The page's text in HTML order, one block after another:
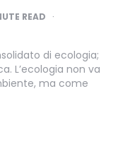
READ
di ecologia;
L’ecologia non va
ma come